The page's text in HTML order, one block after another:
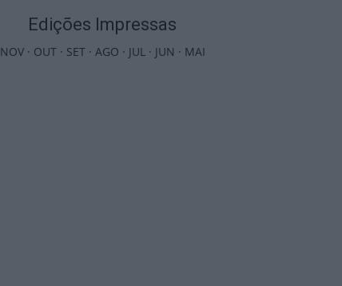
Edições Impressas
NOV· OUT· SET· AGO · JUL· JUN · MAI